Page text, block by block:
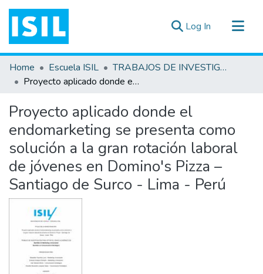
Log In (current)
All of DSpace
Statistics
Documentos ▾
Home Escuela ISIL
TRABAJOS DE INVESTIGACIÓN
Proyecto aplicado donde el endomarketing se presenta como solución a la gran rotación laboral de jóvenes en Domino's Pizza – Santiago de Surco - Lima - Perú
Proyecto aplicado donde el
endomarketing se presenta como
solución a la gran rotación laboral
de jóvenes en Domino's Pizza –
Santiago de Surco - Lima - Perú